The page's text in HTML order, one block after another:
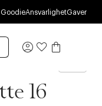
GoodieAnsvarlighetGaver
Logg
16